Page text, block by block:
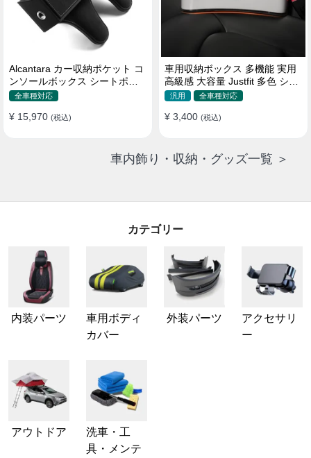
Alcantara カー収納ポケット コ
ンソールボックス シートポケ
ット 隙間ポケットセット
全車種対応
¥ 15,970 (税込)
車用収納ボックス 多機能 実用
高級感 大容量 Justfit 多色 シー
トポケット ギャップ 隙間収納
汎用 全車種対応
¥ 3,400 (税込)
車内飾り・収納・グッズ一覧 ＞
カテゴリー
内装パーツ
車用ボディ
カバー
外装パーツ
アクセサリ
ー
アウトドア
洗車・工
具・メンテ